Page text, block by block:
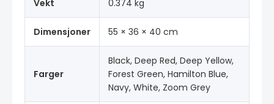
Vekt 0.374 kg
Dimensjoner 55 × 36 × 40 cm
Farger
Black, Deep Red, Deep Yellow,
Forest Green, Hamilton Blue,
Navy, White, Zoom Grey